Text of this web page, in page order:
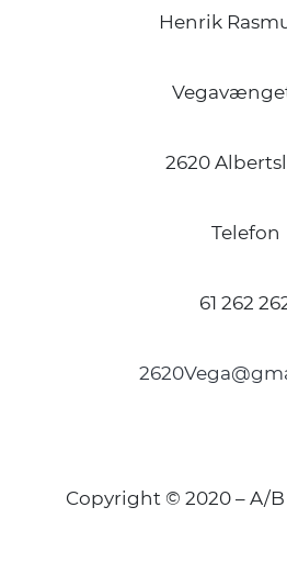
Henrik
2620
Telefon
61 262
Copyright © 2020 – A/B